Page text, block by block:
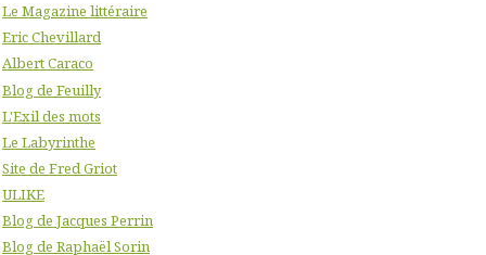
Le Magazine littéraire
Eric Chevillard
Albert Caraco
Blog de Feuilly
L'Exil des mots
Le Labyrinthe
Site de Fred Griot
ULIKE
Blog de Jacques Perrin
Blog de Raphaël Sorin